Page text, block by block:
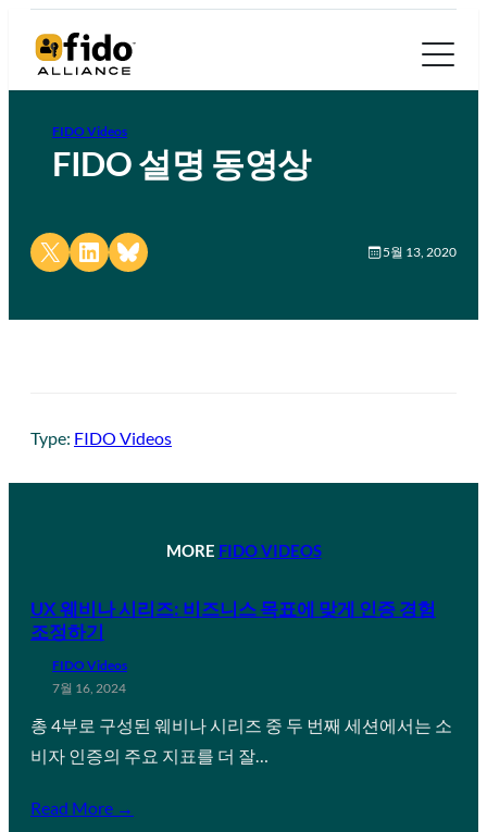
FIDO Videos
FIDO 설명 동영상
Share on X Share on LinkedIn
Share on Bluesky 5월 13, 2020
Type: FIDO Videos
MORE FIDO VIDEOS
UX 웨비나 시리즈: 비즈니스 목표에 맞게 인증 경험
조정하기
FIDO Videos
7월 16, 2024
총 4부로 구성된 웨비나 시리즈 중 두 번째 세션에서는 소
비자 인증의 주요 지표를 더 잘…
Read More →